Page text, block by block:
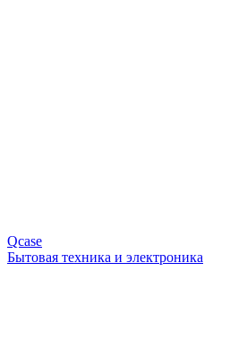
Qcase
Бытовая техника и электроника